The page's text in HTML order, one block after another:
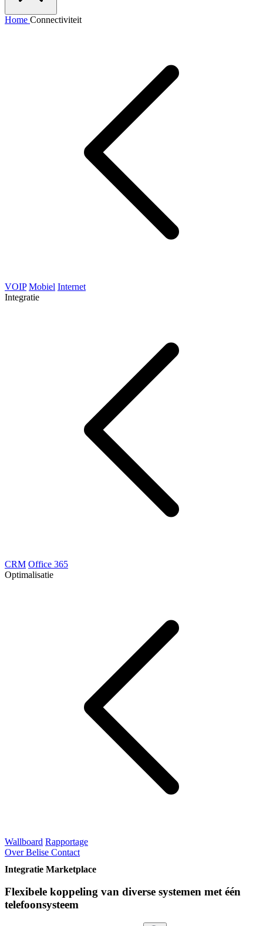
Home Connectiviteit
VOIP Mobiel Internet
Integratie
CRM Office 365
Optimalisatie
Wallboard Rapportage
Over Belise Contact
Integratie Marketplace
Flexibele koppeling van diverse systemen met één
telefoonsysteem